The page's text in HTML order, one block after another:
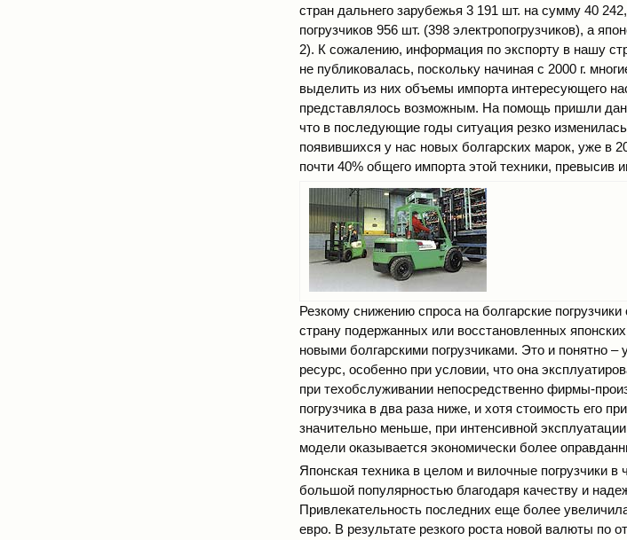
стран дальнего зарубежья 3 191 шт. на сумму 40
погрузчиков 956 шт. (398 электропогрузчиков), а
2). К сожалению, информация по экспорту в нашу
не публиковалась, поскольку начиная с 2000 г.
выделить из них объемы импорта интересующего
представлялось возможным. На помощь пришли
что в последующие годы ситуация резко
появившихся у нас новых болгарских марок, уже в
почти 40% общего импорта этой техники, превысив
Резкому снижению спроса на болгарские
страну подержанных или восстановленных
новыми болгарскими погрузчиками. Это и понятно –
ресурс, особенно при условии, что она
при техобслуживании непосредственно фирмы-
погрузчика в два раза ниже, и хотя стоимость его
значительно меньше, при интенсивной
модели оказывается экономически более
Японская техника в целом и вилочные погрузчики в
большой популярностью благодаря качеству и
Привлекательность последних еще более
евро. В результате резкого роста новой валюты по